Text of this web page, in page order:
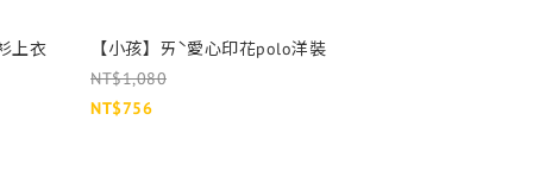
上衣
【小孩】ㄞˋ愛心印花polo洋裝
NT$1,080
NT$756